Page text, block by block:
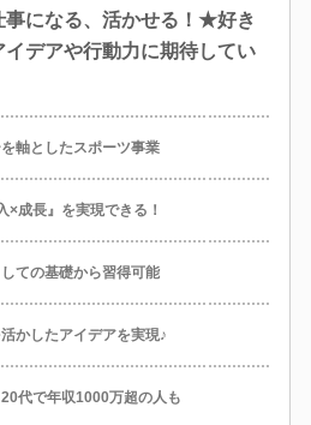
事になる、活かせる！★好き
デアや行動力に期待してい
軸としたスポーツ事業
×成長』を実現できる！
ての基礎から習得可能
かしたアイデアを実現♪
代で年収1000万超の人も